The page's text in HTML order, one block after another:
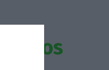
Eventos